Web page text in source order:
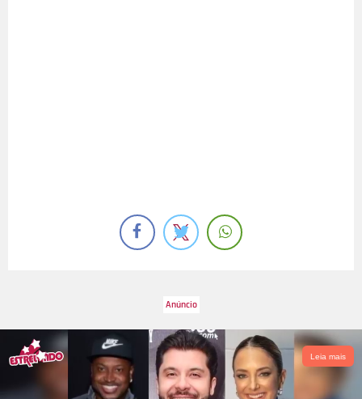
Leia mais